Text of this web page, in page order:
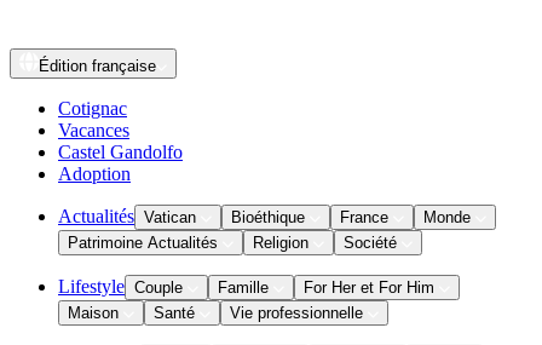
Édition française
Cotignac
Vacances
Castel Gandolfo
Adoption
Actualités Vatican Bioéthique France
Monde
Patrimoine Actualités
Religion Société
Lifestyle Couple Famille
For Her et For Him
Maison
Santé Vie professionnelle